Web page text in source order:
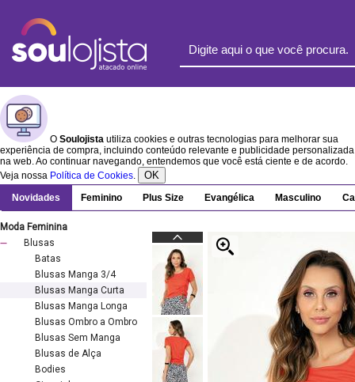
O Soulojista utiliza cookies e outras tecnologias para melhorar sua
experiência de compra, incluindo conteúdo relevante e publicidade personalizada
na web. Ao continuar navegando, entendemos que você está ciente e de acordo.
Veja nossa Política de Cookies. OK
Novidades Feminino Plus Size Evangélica Masculino
Moda Feminina
Blusas
Batas
Blusas Manga 3/4
Blusas Manga Curta
Blusas Manga Longa
Blusas Ombro a Ombro
Blusas Sem Manga
Blusas de Alça
Bodies